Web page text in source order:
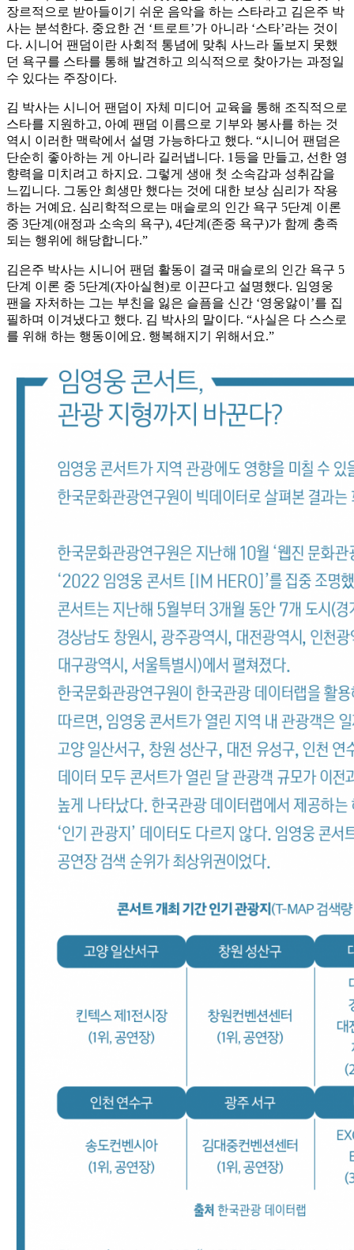
장르적으로 받아들이기 쉬운 음악을 하는 스타라고 김은주 박
사는 분석한다. 중요한 건 ‘트로트’가 아니라 ‘스타’라는 것이
다. 시니어 팬덤이란 사회적 통념에 맞춰 사느라 돌보지 못했
던 욕구를 스타를 통해 발견하고 의식적으로 찾아가는 과정일
수 있다는 주장이다.
김 박사는 시니어 팬덤이 자체 미디어 교육을 통해 조직적으로
스타를 지원하고, 아예 팬덤 이름으로 기부와 봉사를 하는 것
역시 이러한 맥락에서 설명 가능하다고 했다. “시니어 팬덤은
단순히 좋아하는 게 아니라 길러냅니다. 1등을 만들고, 선한 영
향력을 미치려고 하지요. 그렇게 생애 첫 소속감과 성취감을
느낍니다. 그동안 희생만 했다는 것에 대한 보상 심리가 작용
하는 거예요. 심리학적으로는 매슬로의 인간 욕구 5단계 이론
중 3단계(애정과 소속의 욕구), 4단계(존중 욕구)가 함께 충족
되는 행위에 해당합니다.”
김은주 박사는 시니어 팬덤 활동이 결국 매슬로의 인간 욕구 5
단계 이론 중 5단계(자아실현)로 이끈다고 설명했다. 임영웅
팬을 자처하는 그는 부친을 잃은 슬픔을 신간 ‘영웅앓이’를 집
필하며 이겨냈다고 했다. 김 박사의 말이다. “사실은 다 스스로
를 위해 하는 행동이에요. 행복해지기 위해서요.”